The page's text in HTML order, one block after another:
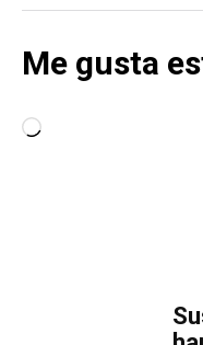
Me gusta
C